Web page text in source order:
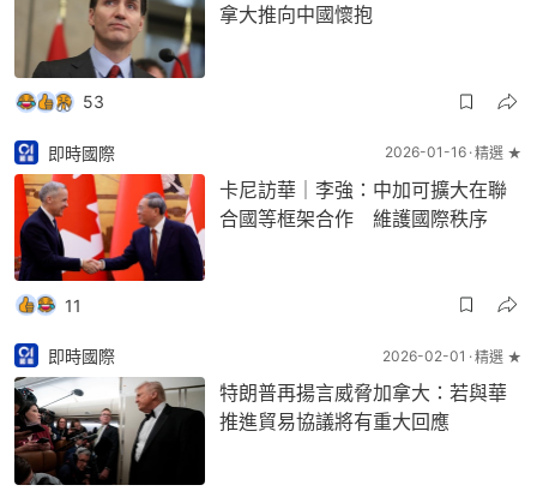
拿大推向中國懷抱
53
即時國際 2026-01-16 精選 ★
卡尼訪華｜李強：中加可擴大在聯
合國等框架合作 維護國際秩序
11
即時國際 2026-02-01 精選 ★
特朗普再揚言威脅加拿大：若與華
推進貿易協議將有重大回應